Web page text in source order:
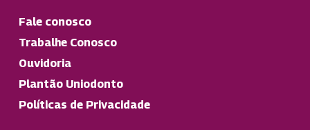
Fale conosco
Trabalhe Conosco
Ouvidoria
Plantão Uniodonto
Políticas de Privacidade